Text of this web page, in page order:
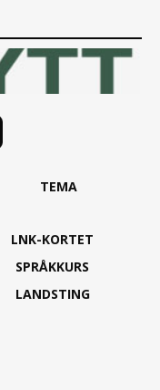
TEMA
LNK-KORTET
SPRÅKKURS
LANDSTING